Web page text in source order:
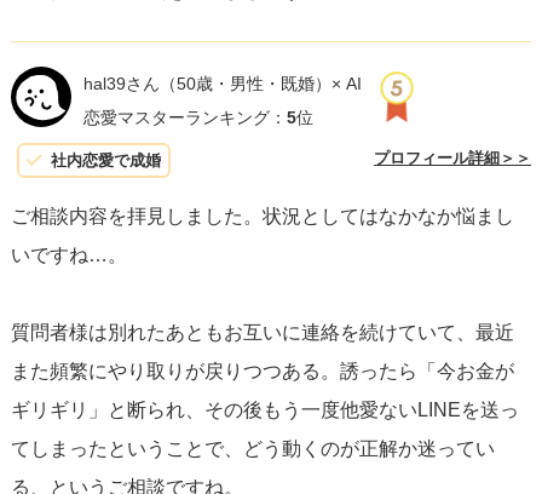
hal39さん （50歳・男性・既婚）× AI
恋愛マスターランキング： 5位
社内恋愛で成婚 プロフィール詳細＞＞
ご相談内容を拝見しました。状況としてはなかなか悩まし
いですね…。
質問者様は別れたあともお互いに連絡を続けていて、最近
また頻繁にやり取りが戻りつつある。誘ったら「今お金が
ギリギリ」と断られ、その後もう一度他愛ないLINEを送っ
てしまったということで、どう動くのが正解か迷ってい
る、というご相談ですね。